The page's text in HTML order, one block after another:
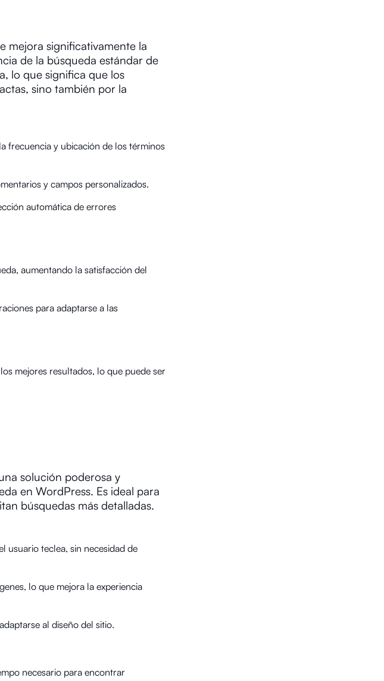
mejora significativamente la
de la búsqueda estándar de
lo que significa que los
sino también por la
frecuencia y ubicación de los términos
y campos personalizados.
automática de errores
aumentando la satisfacción del
para adaptarse a las
mejores resultados, lo que puede ser
solución poderosa y
en WordPress. Es ideal para
búsquedas más detalladas.
usuario teclea, sin necesidad de
lo que mejora la experiencia
al diseño del sitio.
necesario para encontrar